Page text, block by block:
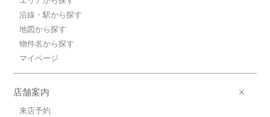
沿線・駅から探す
地図から探す
物件名から探す
マイページ
店舗案内
来店予約